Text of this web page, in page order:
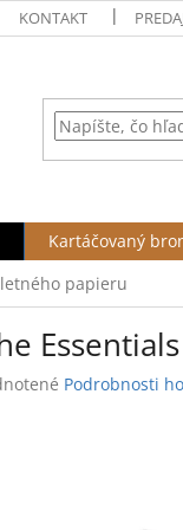
KONTAKT
Kartáčovaný
papieru
Podrobnosti